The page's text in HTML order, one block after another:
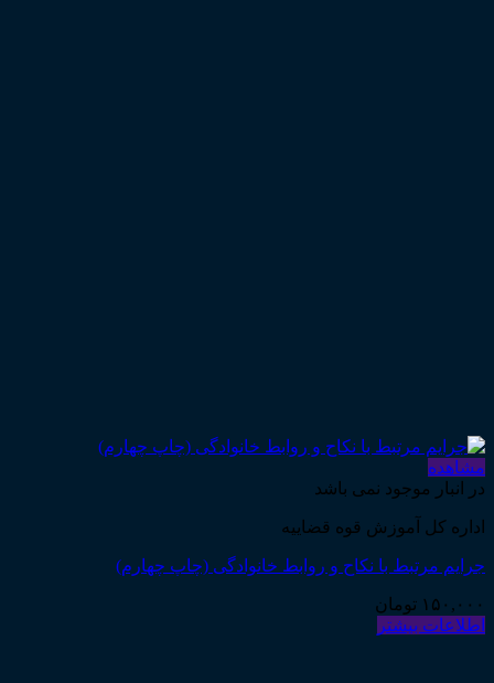
مشاهده
در انبار موجود نمی باشد
اداره کل آموزش قوه قضاییه
جرایم مرتبط با نکاح و روابط خانوادگی (چاپ چهارم)
۱۵۰,۰۰۰ تومان
اطلاعات بیشتر